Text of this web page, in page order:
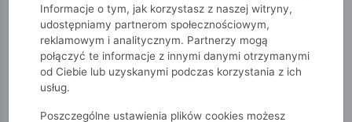
Monnari Zobacz wszystko
Sukienki i kombinezony
Mini
Informacje o tym, jak korzystasz z naszej witryny,
udostępniamy partnerom społecznościowym,
reklamowym i analitycznym. Partnerzy mogą
połączyć te informacje z innymi danymi otrzymanymi
od Ciebie lub uzyskanymi podczas korzystania z ich
usług.
Poszczególne ustawienia plików cookies możesz